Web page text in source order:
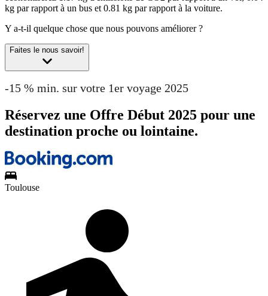
kg par rapport à un bus et 0.81 kg par rapport à la voiture.
Y a-t-il quelque chose que nous pouvons améliorer ?
Faites le nous savoir!
-15 % min. sur votre 1er voyage 2025
Réservez une Offre Début 2025 pour une
destination proche ou lointaine.
Toulouse